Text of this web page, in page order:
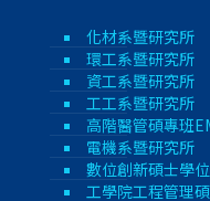
化材系暨研究所
環工系暨研究所
資工系暨研究所
工工系暨研究所
高階醫管碩專班
電機系暨研究所
數位創新碩士學
工學院工程管理